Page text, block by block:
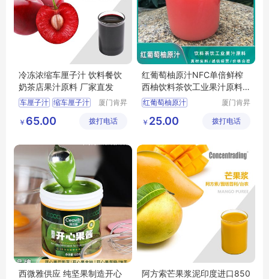
冷冻浓缩车厘子汁 饮料餐饮
奶茶店果汁原料 厂家直发
车厘子汁 缩车厘子汁
厦门肯昇
限公司
￥ 65.00 拨打电话
红葡萄柚原汁NFC单倍鲜榨
西柚饮料茶饮工业果汁原料
以色列进口
红葡萄柚原汁
西柚果汁 果汁原料
厦门肯昇
限公司
￥ 25.00 拨打电话
西微雅供应 纯坚果制造开心
阿方索芒果浆泥印度进口850